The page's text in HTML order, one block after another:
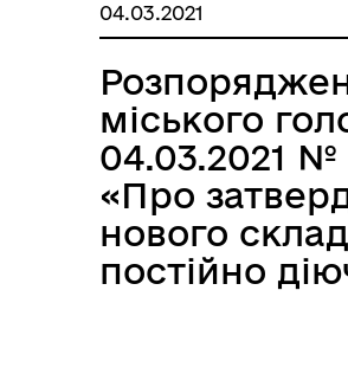
04.03.2021
міського
04.03.2021 №
«Про
нового
постійно